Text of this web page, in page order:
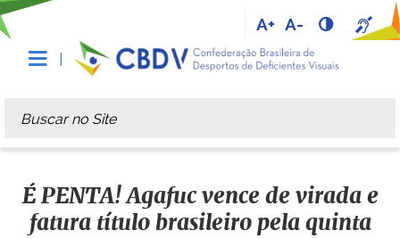
A+ A-
Busca
Busca Avançada…
É PENTA! Agafuc vence de virada e
fatura título brasileiro pela quinta